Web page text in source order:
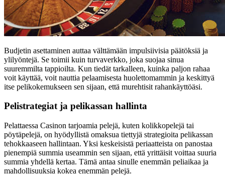
Budjetin asettaminen auttaa välttämään impulsiivisia päätöksiä ja
ylilyöntejä. Se toimii kuin turvaverkko, joka suojaa sinua
suuremmilta tappioilta. Kun tiedät tarkalleen, kuinka paljon rahaa
voit käyttää, voit nauttia pelaamisesta huolettomammin ja keskittyä
itse pelikokemukseen sen sijaan, että murehtisit rahankäyttöäsi.
Pelistrategiat ja pelikassan hallinta
Pelattaessa Casinon tarjoamia pelejä, kuten kolikkopelejä tai
pöytäpelejä, on hyödyllistä omaksua tiettyjä strategioita pelikassan
tehokkaaseen hallintaan. Yksi keskeisistä periaatteista on panostaa
pienempiä summia useammin sen sijaan, että yrittäisit voittaa suuria
summia yhdellä kertaa. Tämä antaa sinulle enemmän peliaikaa ja
mahdollisuuksia kokea enemmän pelejä.